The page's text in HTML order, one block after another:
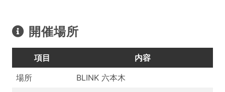
開催場所
項目
内容
場所
BLINK 六本木